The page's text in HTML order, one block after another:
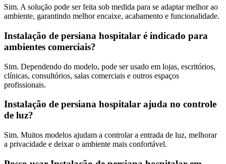
Sim. A solução pode ser feita sob medida para se adaptar melhor ao
ambiente, garantindo melhor encaixe, acabamento e funcionalidade.
Instalação de persiana hospitalar é indicado para
ambientes comerciais?
Sim. Dependendo do modelo, pode ser usado em lojas, escritórios,
clínicas, consultórios, salas comerciais e outros espaços
profissionais.
Instalação de persiana hospitalar ajuda no controle
de luz?
Sim. Muitos modelos ajudam a controlar a entrada de luz, melhorar
a privacidade e deixar o ambiente mais confortável.